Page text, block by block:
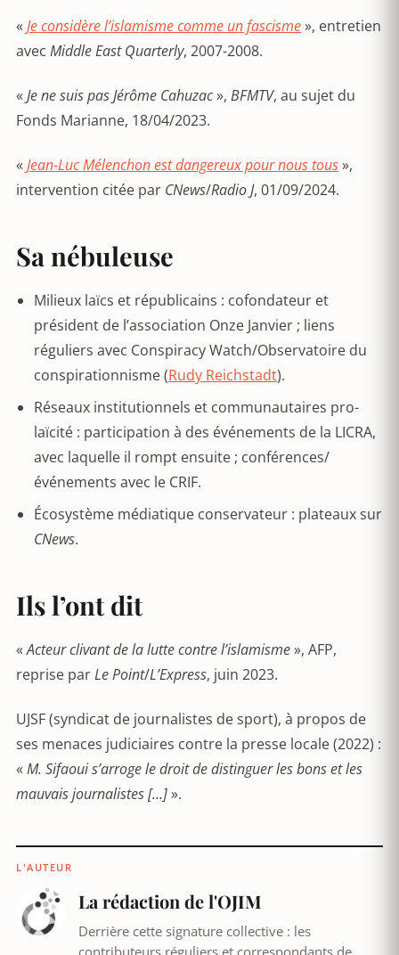
« Je considère l’islamisme comme un fascisme», entretien
avec Middle East Quarterly, 2007-2008.
« Je ne suis pas Jérôme Cahuzac», BFMTV, au sujet du
Fonds Marianne, 18/04/2023.
« Jean-Luc Mélenchon est dangereux pour nous tous»,
intervention citée par CNews/Radio J, 01/09/2024.
Sa nébuleuse
Milieux laïcs et républicains : cofondateur et
président de l’association Onze Janvier ; liens
réguliers avec Conspiracy Watch/Observatoire du
conspirationnisme (Rudy Reichstadt).
Réseaux institutionnels et communautaires pro-
laïcité : participation à des événements de la LICRA,
avec laquelle il rompt ensuite ; conférences/
événements avec le CRIF.
Écosystème médiatique conservateur : plateaux sur
CNews.
Ils l’ont dit
«Acteur clivant de la lutte contre l’islamisme», AFP,
reprise parLe Point/L’Express, juin 2023.
UJSF (syndicat de journalistes de sport), à propos de
ses menaces judiciaires contre la presse locale (2022) :
« M. Sifaoui s’arroge le droit de distinguer les bons et les
mauvais journalistes […]».
L'AUTEUR
La rédaction de l'OJIM
Derrière cette signature collective : les